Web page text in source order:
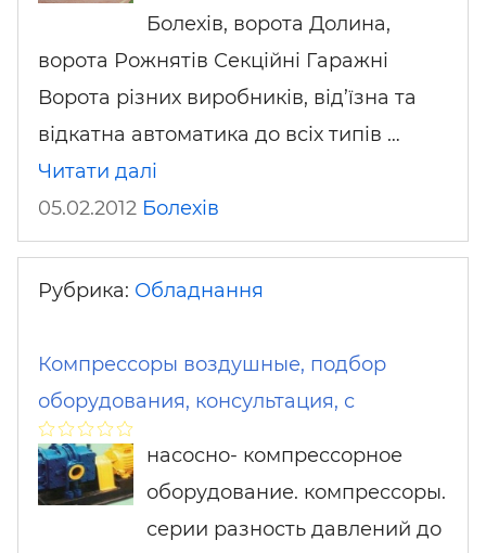
Болехів, ворота Долина,
ворота Рожнятів Секційні Гаражні
Ворота різних виробників, від’їзна та
відкатна автоматика до всіх типів …
Читати далі
05.02.2012 Болехів
Рубрика: Обладнання
Компрессоры воздушные, подбор
оборудования, консультация, с
насосно- компрессорное
оборудование. компрессоры.
серии разность давлений до